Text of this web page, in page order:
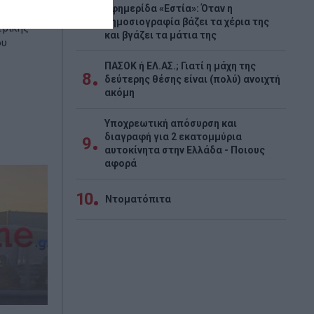
Εφημερίδα «Εστία»: Όταν η
δημοσιογραφία βάζει τα χέρια της
και βγάζει τα μάτια της
8
ΠΑΣΟΚ ή ΕΛ.ΑΣ.; Γιατί η μάχη της
δεύτερης θέσης είναι (πολύ) ανοιχτή
ακόμη
9
Υποχρεωτική απόσυρση και
διαγραφή για 2 εκατομμύρια
αυτοκίνητα στην Ελλάδα - Ποιους
αφορά
10 Ντοματόπιτα